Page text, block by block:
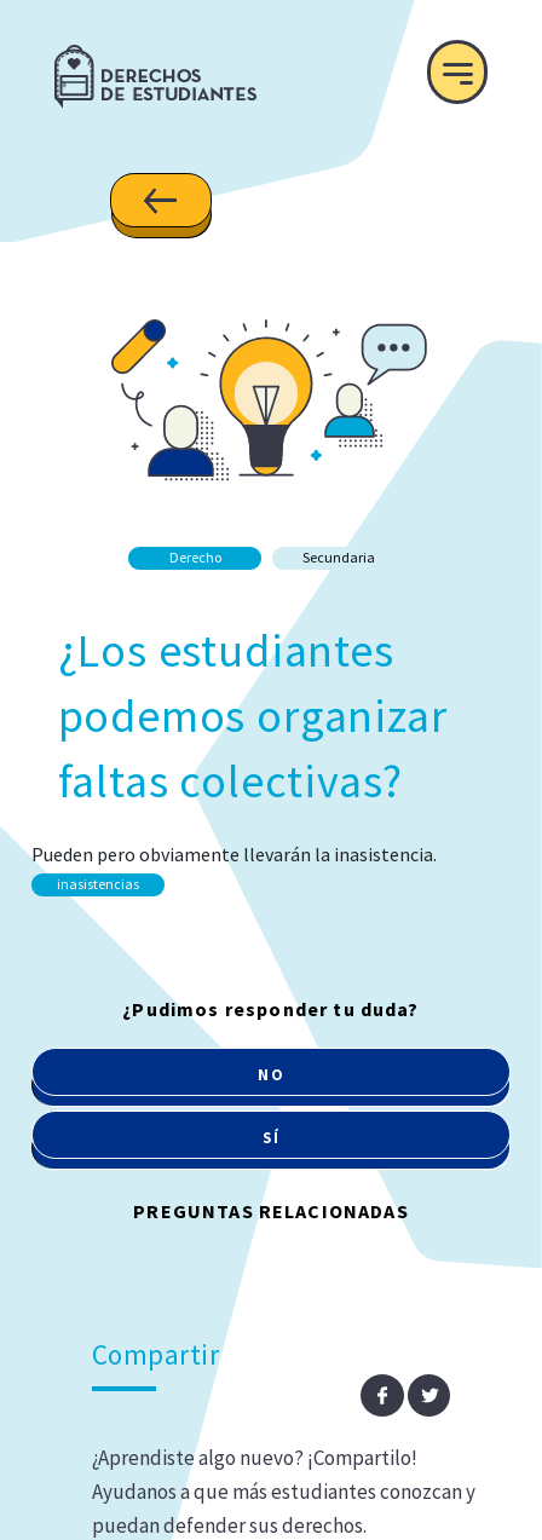
Derecho Secundaria
¿Los estudiantes
podemos organizar
faltas colectivas?
Pueden pero obviamente llevarán la inasistencia.
inasistencias
¿Pudimos responder tu duda?
NO
SÍ
PREGUNTAS RELACIONADAS
Compartir
¿Aprendiste algo nuevo? ¡Compartilo!
Ayudanos a que más estudiantes conozcan y
puedan defender sus derechos.